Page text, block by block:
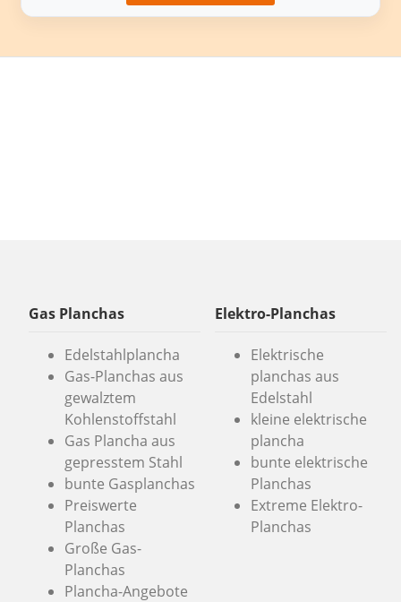
Gas Planchas
Edelstahlplancha
Gas-Planchas aus
gewalztem
Kohlenstoffstahl
Gas Plancha aus
gepresstem Stahl
bunte Gasplanchas
Preiswerte
Planchas
Große Gas-
Planchas
Plancha-Angebote
Elektro-Planchas
Elektrische
planchas aus
Edelstahl
kleine elektrische
plancha
bunte elektrische
Planchas
Extreme Elektro-
Planchas